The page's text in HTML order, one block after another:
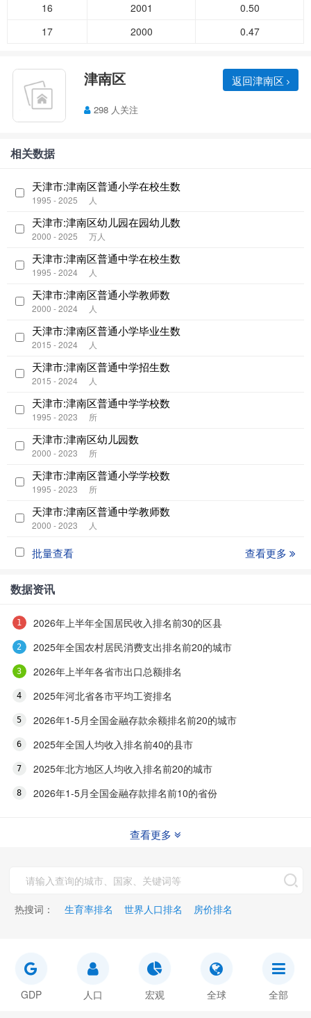
16
2001
0.50
17
2000 0.47
津南区 返回津南区
298 人关注
相关数据
天津市:津南区普通小学在校生数
1995 - 2025 人
天津市:津南区幼儿园在园幼儿数
2000 - 2025 万人
天津市:津南区普通中学在校生数
1995 - 2024 人
天津市:津南区普通小学教师数
2000 - 2024 人
天津市:津南区普通小学毕业生数
2015 - 2024 人
天津市:津南区普通中学招生数
2015 - 2024 人
天津市:津南区普通中学学校数
1995 - 2023 所
天津市:津南区幼儿园数
2000 - 2023 所
天津市:津南区普通小学学校数
1995 - 2023 所
天津市:津南区普通中学教师数
2000 - 2023 人
批量查看 查看更多
数据资讯
2026年上半年全国居民收入排名前30的区县
2025年全国农村居民消费支出排名前20的城市
2026年上半年各省市出口总额排名
2025年河北省各市平均工资排名
2026年1-5月全国金融存款余额排名前20的城市
2025年全国人均收入排名前40的县市
2025年北方地区人均收入排名前20的城市
2026年1-5月全国金融存款排名前10的省份
查看更多
热搜词： 生育率排名 世界人口排名 房价排名
GDP 人口 宏观 全球 全部